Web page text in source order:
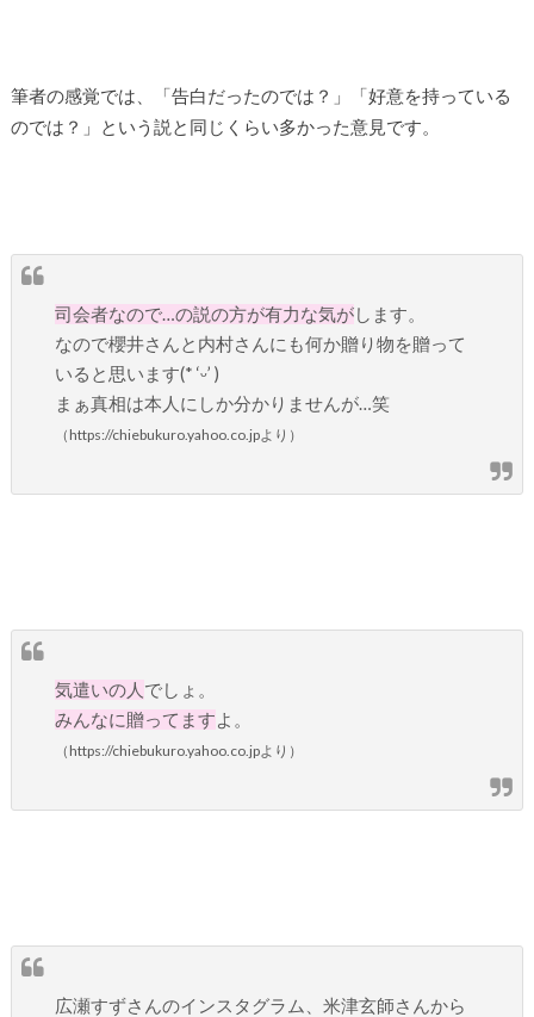
筆者の感覚では、「告白だったのでは？」「好意を持っている
のでは？」という説と同じくらい多かった意見です。
司会者なので…の説の方が有力な気がします。
なので櫻井さんと内村さんにも何か贈り物を贈って
いると思います(* ‘ᵕ’ )
まぁ真相は本人にしか分かりませんが…笑
（https://chiebukuro.yahoo.co.jpより）
気遣いの人 でしょ。
みんなに贈ってますよ。
（https://chiebukuro.yahoo.co.jpより）
広瀬すずさんのインスタグラム、米津玄師さんから